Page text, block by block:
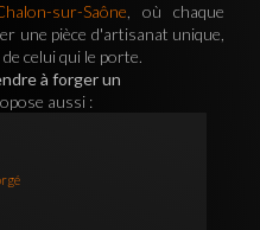
sur-Saône , où chaque
une pièce d'artisanat unique,
celui qui le porte.
à forger un
aussi :